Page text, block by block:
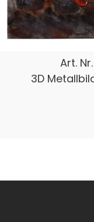
Art. Nr.
3D